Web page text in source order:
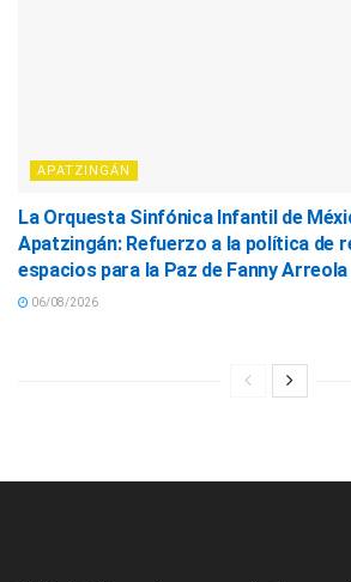
APATZINGÁN
La Orquesta Sinfónica Infantil de
Apatzingán: Refuerzo a la política de
espacios para la Paz de Fanny Arreola
06/08/2026